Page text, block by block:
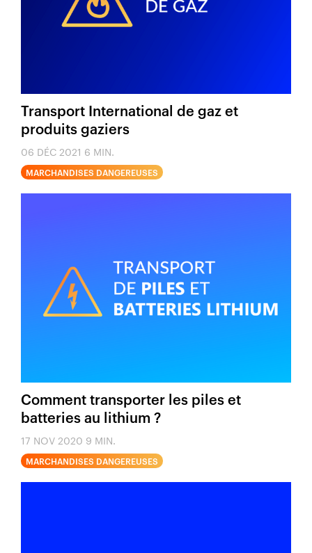
Transport International de gaz et
produits gaziers
06 DÉC 2021 6 MIN.
MARCHANDISES DANGEREUSES
Comment transporter les piles et
batteries au lithium ?
17 NOV 2020 9 MIN.
MARCHANDISES DANGEREUSES